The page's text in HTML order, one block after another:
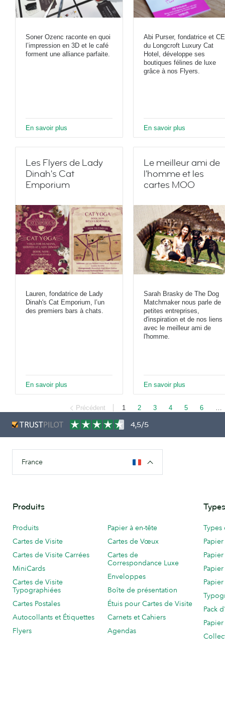
Soner Ozenc raconte en quoi
l’impression en 3D et le café
forment une alliance parfaite.
En savoir plus
Abi Purser, fondatrice et
du Longcroft Luxury Cat
Hotel, développe ses
boutiques félines de luxe
grâce à nos Flyers.
En savoir plus
Les Flyers de Lady
Dinah's Cat
Emporium
Lauren, fondatrice de Lady
Dinah's Cat Emporium, l’un
des premiers bars à chats.
En savoir plus
Le meilleur ami de
l'homme et les
cartes MOO
Sarah Brasky de The Dog
Matchmaker nous parle de
petites entreprises,
d'inspiration et de nos liens
avec le meilleur ami de
l'homme.
En savoir plus
Précédent 1 2 3 4 5 6 …
4,5/5
France
Produits
Produits
Cartes de Visite
Cartes de Visite Carrées
MiniCards
Cartes de Visite
Typographiées
Cartes Postales
Autocollants et Étiquettes
Flyers
Papier à en-tête
Cartes de Vœux
Cartes de
Correspondance Luxe
Enveloppes
Boîte de présentation
Étuis pour Cartes de Visite
Carnets et Cahiers
Agendas
Pack